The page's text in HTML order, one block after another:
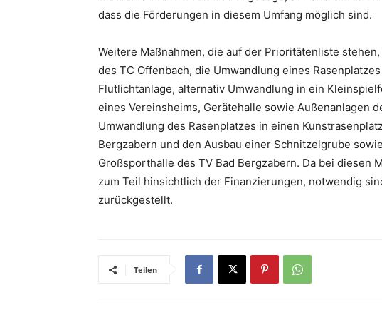
dass die Förderungen in diesem Umfang möglich sind.
Weitere Maßnahmen, die auf der Prioritätenliste
des TC Offenbach, die Umwandlung eines
Flutlichtanlage, alternativ Umwandlung in ein
eines Vereinsheims, Gerätehalle sowie Außenanlagen
Umwandlung des Rasenplatzes in einen
Bergzabern und den Ausbau einer Schnitzelgrube
Großsporthalle des TV Bad Bergzabern. Da bei diesen
zum Teil hinsichtlich der Finanzierungen, notwendig
zurückgestellt.
Teilen